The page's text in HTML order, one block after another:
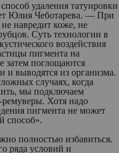
удаления татуировки
Юлия Чеботарева. — При
навредит коже, не
Суть технологии в
воздействия
пигмента на
затем поглощаются
выводятся из организма.
случаях, когда
мы подключаем
ремуверы. Хотя надо
пигмента не может
способ».
полностью избавиться.
ряда условий и